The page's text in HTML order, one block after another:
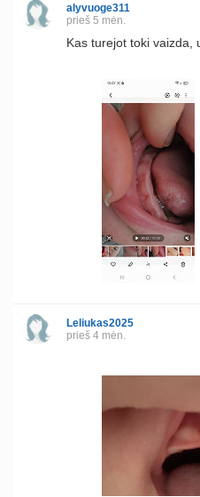
alyvuoge311
prieš 5 mėn.
Kas turejot toki vaizda,
Leliukas2025
prieš 4 mėn.